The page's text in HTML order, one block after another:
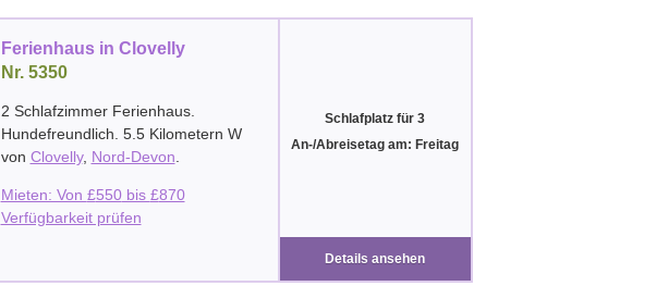
Ferienhaus in Clovelly
Nr. 5350
2 Schlafzimmer Ferienhaus.
Hundefreundlich. 5.5 Kilometern W
von Clovelly, Nord-Devon.
Mieten: Von £550bis £870
Verfügbarkeit prüfen
Schlafplatz für 3
An-/Abreisetag am: Freitag
Details ansehen